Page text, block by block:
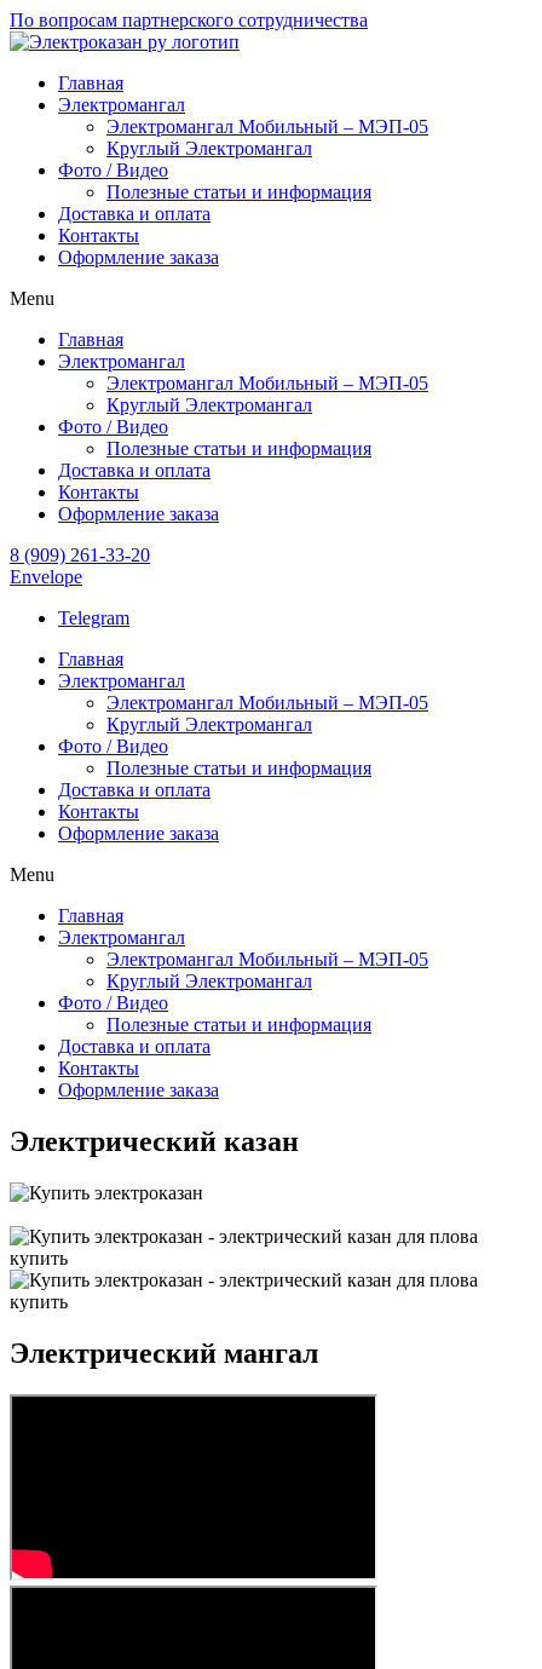
По вопросам партнерского сотрудничества
Главная
Электромангал
Электромангал Мобильный – МЭП-05
Круглый Электромангал
Фото / Видео
Полезные статьи и информация
Доставка и оплата
Контакты
Оформление заказа
Menu
Главная
Электромангал
Электромангал Мобильный – МЭП-05
Круглый Электромангал
Фото / Видео
Полезные статьи и информация
Доставка и оплата
Контакты
Оформление заказа
8 (909) 261-33-20
Envelope
Telegram
Главная
Электромангал
Электромангал Мобильный – МЭП-05
Круглый Электромангал
Фото / Видео
Полезные статьи и информация
Доставка и оплата
Контакты
Оформление заказа
Menu
Главная
Электромангал
Электромангал Мобильный – МЭП-05
Круглый Электромангал
Фото / Видео
Полезные статьи и информация
Доставка и оплата
Контакты
Оформление заказа
Электрический казан
Электрический мангал